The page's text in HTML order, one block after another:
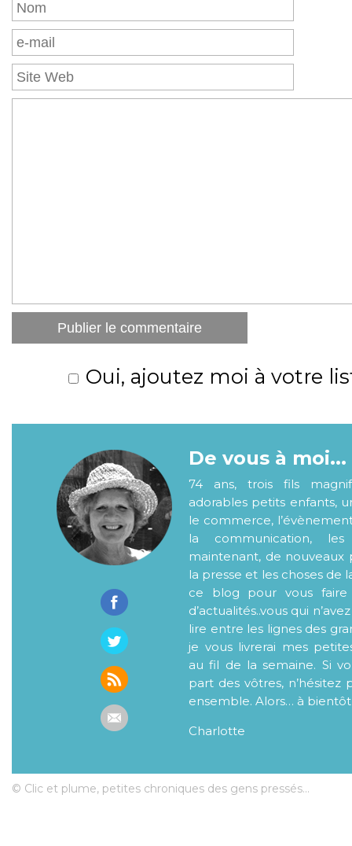
Oui, ajoutez moi à votre
De vous à moi...
74 ans, trois fils
adorables petits enfants,
le commerce,
la communication,
maintenant, de nouveaux
la presse et les choses de
ce blog pour vous faire
d’actualités..vous qui
lire entre les lignes des
je vous livrerai mes
au fil de la semaine. Si
part des vôtres, n’hésitez
ensemble. Alors… à bientôt
Charlotte
© Clic et plume, petites chroniques des gens pressés...